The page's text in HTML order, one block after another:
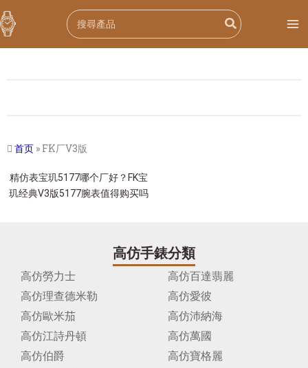
跳
至
内
Search
for:
首页 » FK厂V3版
精仿表宝玑5177哪个厂好？FK宝
玑经典V3版5177腕表值得购买吗
高仿手錶分類
高仿勞力士
高仿百達翡麗
高仿理查德米勒
高仿愛彼
高仿歐米茄
高仿沛納海
高仿江詩丹頓
高仿萬國
高仿伯爵
高仿寶格麗